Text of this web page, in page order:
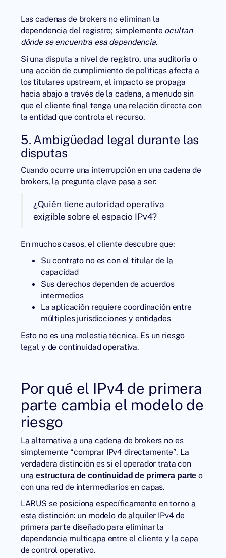
Las cadenas de brokers no eliminan la
dependencia del registro; simplemente ocultan
dónde se encuentra esa dependencia.
Si una disputa a nivel de registro, una auditoría o
una acción de cumplimiento de políticas afecta a
los titulares upstream, el impacto se propaga
hacia abajo a través de la cadena, a menudo sin
que el cliente final tenga una relación directa con
la entidad que controla el recurso.
5. Ambigüedad legal durante las
disputas
Cuando ocurre una interrupción en una cadena de
brokers, la pregunta clave pasa a ser:
¿Quién tiene autoridad operativa
exigible sobre el espacio IPv4?
En muchos casos, el cliente descubre que:
Su contrato no es con el titular de la
capacidad
Sus derechos dependen de acuerdos
intermedios
La aplicación requiere coordinación entre
múltiples jurisdicciones y entidades
Esto no es una molestia técnica. Es un riesgo
legal y de continuidad operativa.
Por qué el IPv4 de primera
parte cambia el modelo de
riesgo
La alternativa a una cadena de brokers no es
simplemente “comprar IPv4 directamente”. La
verdadera distinción es si el operador trata con
unaestructura de continuidad de primera parte o
con una red de intermediarios en capas.
LARUS se posiciona específicamente en torno a
esta distinción: un modelo de alquiler IPv4 de
primera parte diseñado para eliminar la
dependencia multicapa entre el cliente y la capa
de control operativo.